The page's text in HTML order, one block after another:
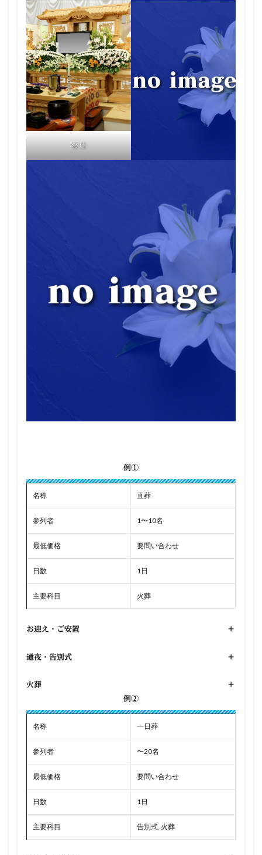
祭壇
例①
名称 直葬
参列者 1〜10名
最低価格 要問い合わせ
日数 1日
主要科目 火葬
お迎え・ご安置 +
通夜・告別式 +
火葬
+
例②
名称 一日葬
参列者 〜20名
最低価格 要問い合わせ
日数 1日
主要科目 告別式, 火葬